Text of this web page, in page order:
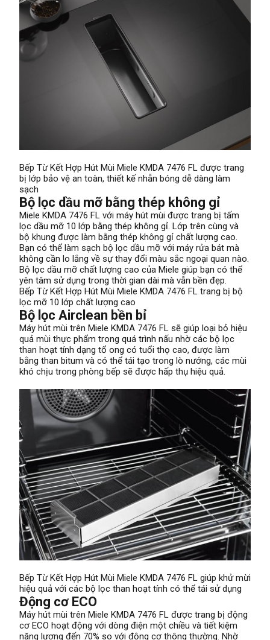
Bếp Từ Kết Hợp Hút Mùi Miele KMDA 7476 FL được trang
bị lớp bảo vệ an toàn, thiết kế nhẵn bóng dễ dàng làm
sạch
Bộ lọc dầu mỡ bằng thép không gỉ
Miele KMDA 7476 FL với máy hút mùi được trang bị tấm
lọc dầu mỡ 10 lớp bằng thép không gỉ. Lớp trên cùng và
bộ khung được làm bằng thép không gỉ chất lượng cao.
Bạn có thể làm sạch bộ lọc dầu mỡ với máy rửa bát mà
không cần lo lắng về sự thay đổi màu sắc ngoại quan nào.
Bộ lọc dầu mỡ chất lượng cao của Miele giúp bạn có thể
yên tâm sử dụng trong thời gian dài mà vẫn bền đẹp.
Bếp Từ Kết Hợp Hút Mùi Miele KMDA 7476 FL trang bị bộ
lọc mỡ 10 lớp chất lượng cao
Bộ lọc Airclean bền bỉ
Máy hút mùi trên Miele KMDA 7476 FL sẽ giúp loại bỏ hiệu
quả mùi thực phẩm trong quá trình nấu nhờ các bộ lọc
than hoạt tính dạng tổ ong có tuổi thọ cao, được làm
bằng than bitum và có thể tái tạo trong lò nướng, các mùi
khó chịu trong phòng bếp sẽ được hấp thụ hiệu quả.
Bếp Từ Kết Hợp Hút Mùi Miele KMDA 7476 FL giúp khử mừi
hiệu quả với các bộ lọc than hoạt tính có thể tái sử dụng
Động cơ ECO
Máy hút mùi trên Miele KMDA 7476 FL được trang bị động
cơ ECO hoạt động với dòng điện một chiều và tiết kiệm
năng lượng đến 70% so với động cơ thông thường. Nhờ